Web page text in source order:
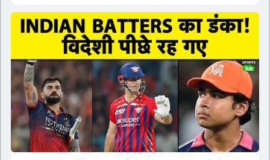
के तहत Bhuvneshwar Kumar, Krunal Pandya और Rasikh Salam
जैसे भारतीय खिलाड़ियों को टीम में शामिल किया गया, जिन्होंने शानदार प्रदर्शन
किया। इसके अलावा, Virat Kohli की भूमिका में भी बदलाव देखा गया, जहां वह
अब टीम के युवा खिलाड़ियों के साथ ज्यादा जुड़े हुए नजर आते हैं। कप्तान Rajat
Patidar के नेतृत्व में टीम का कम्युनिकेशन बहुत स्पष्ट रहा है। एनालिस्ट से लेकर
मैनेजमेंट तक, सभी एक ही पेज पर रहते हैं, जिससे मैदान पर कोई कंफ्यूजन नहीं
होता। यही कारण है कि RCB ने लगातार सफलता हासिल की है।